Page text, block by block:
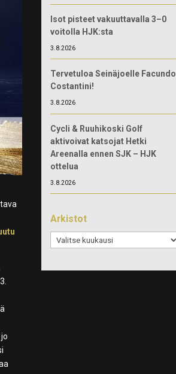
Isot pisteet vakuuttavalla 3–0
voitolla HJK:sta
3.8.2026
Tervetuloa Seinäjoelle Facundo
Costantini!
3.8.2026
Cycli & Ruuhikoski Golf
aktivoivat katsojat Hetki
Areenalla ennen SJK – HJK
ottelua
3.8.2026
Arkistot
Arkistot